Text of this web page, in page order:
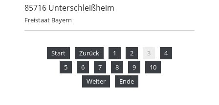
85716 Unterschleißheim
Freistaat Bayern
Start Zurück 1 2 3
4
5
6 7 8 9
10
Weiter
Ende